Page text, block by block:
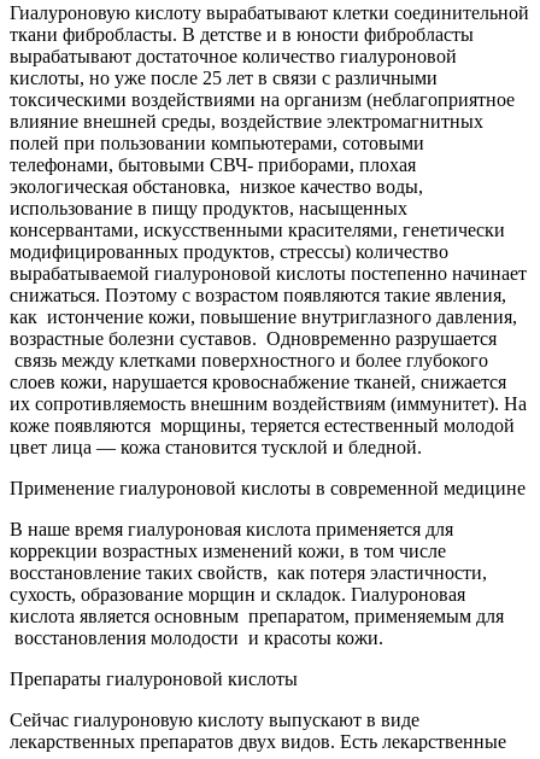
Гиалуроновую кислоту вырабатывают клетки соединительной
ткани фибробласты. В детстве и в юности фибробласты
вырабатывают достаточное количество гиалуроновой
кислоты, но уже после 25 лет в связи с различными
токсическими воздействиями на организм (неблагоприятное
влияние внешней среды, воздействие электромагнитных
полей при пользовании компьютерами, сотовыми
телефонами, бытовыми СВЧ- приборами, плохая
экологическая обстановка, низкое качество воды,
использование в пищу продуктов, насыщенных
консервантами, искусственными красителями, генетически
модифицированных продуктов, стрессы) количество
вырабатываемой гиалуроновой кислоты постепенно начинает
снижаться. Поэтому с возрастом появляются такие явления,
как истончение кожи, повышение внутриглазного давления,
возрастные болезни суставов. Одновременно разрушается
связь между клетками поверхностного и более глубокого
слоев кожи, нарушается кровоснабжение тканей, снижается
их сопротивляемость внешним воздействиям (иммунитет). На
коже появляются морщины, теряется естественный молодой
цвет лица — кожа становится тусклой и бледной.
Применение гиалуроновой кислоты в современной медицине
В наше время гиалуроновая кислота применяется для
коррекции возрастных изменений кожи, в том числе
восстановление таких свойств, как потеря эластичности,
сухость, образование морщин и складок. Гиалуроновая
кислота является основным препаратом, применяемым для
восстановления молодости и красоты кожи.
Препараты гиалуроновой кислоты
Сейчас гиалуроновую кислоту выпускают в виде
лекарственных препаратов двух видов. Есть лекарственные